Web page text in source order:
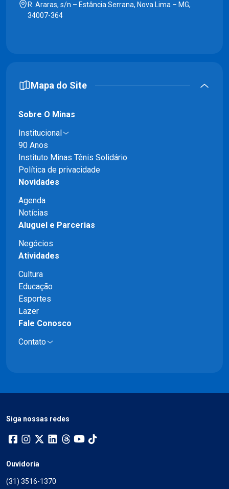
R. Araras, s/n – Estância Serrana, Nova Lima – MG,
34007-364
Mapa do Site
Sobre O Minas
Institucional
90 Anos
Instituto Minas Tênis Solidário
Política de privacidade
Novidades
Agenda
Notícias
Aluguel e Parcerias
Negócios
Atividades
Cultura
Educação
Esportes
Lazer
Fale Conosco
Contato
Siga nossas redes
Ouvidoria
(31) 3516-1370